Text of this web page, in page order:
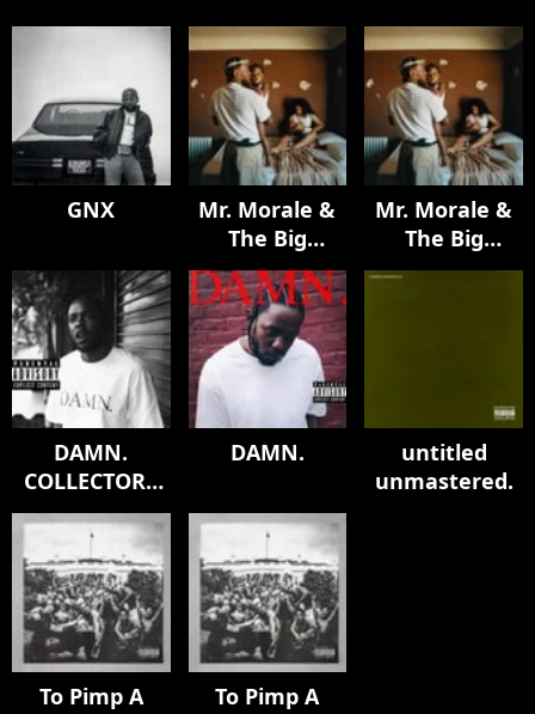
GNX
Mr. Morale &
The Big
Steppers
Mr. Morale &
The Big
Steppers
DAMN.
COLLECTORS
EDITION.
DAMN.
untitled
unmastered.
To Pimp A
To Pimp A